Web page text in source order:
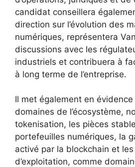
candidat conseillera
direction sur l’évolution des
numériques, représentera
discussions avec les
industriels et contribuera à
à long terme de l’entreprise.
Il met également en évidence
domaines de l’écosystème,
tokenisation, les pièces
portefeuilles numériques, la
activé par la blockchain et
d’exploitation, comme